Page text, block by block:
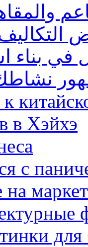
بناء
в Хэйхэ
с